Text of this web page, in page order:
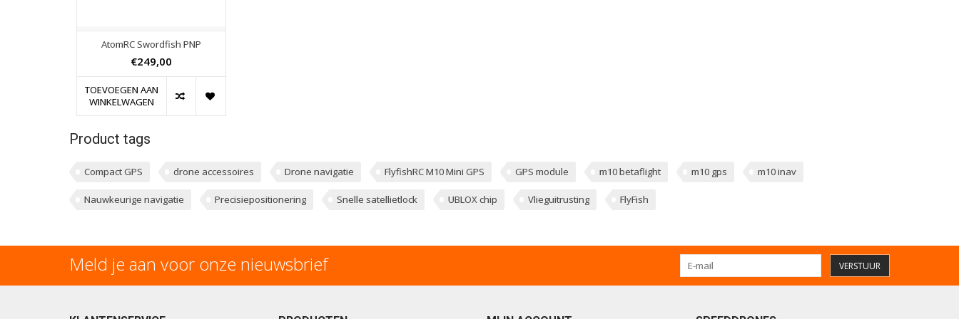
AtomRC Swordfish PNP
€249,00
TOEVOEGEN AAN
WINKELWAGEN
Product tags
Compact GPS drone accessoires Drone navigatie FlyfishRC M10 Mini GPS GPS module m10 betaflight m10 gps m10 inav
Nauwkeurige navigatie Precisiepositionering Snelle satellietlock UBLOX chip Vlieguitrusting FlyFish
Meld je aan voor onze nieuwsbrief VERSTUUR